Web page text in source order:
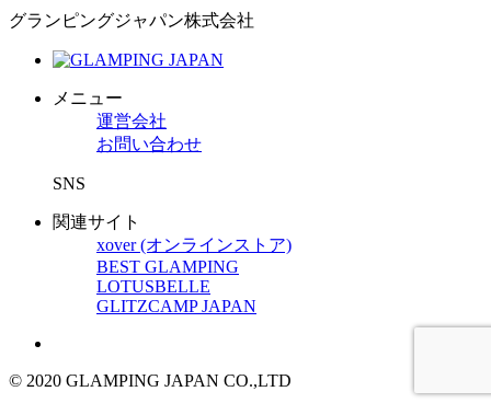
グランピングジャパン株式会社
メニュー
運営会社
お問い合わせ
SNS
関連サイト
xover (オンラインストア)
BEST GLAMPING
LOTUSBELLE
GLITZCAMP JAPAN
© 2020 GLAMPING JAPAN CO.,LTD